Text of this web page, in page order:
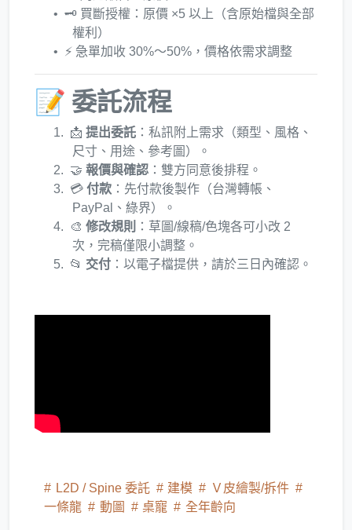
🗝️ 買斷授權：原價 ×5 以上（含原始檔與全部
權利）
⚡ 急單加收 30%～50%，價格依需求調整
📝 委託流程
📩 提出委託 ：私訊附上需求（類型、風格、
尺寸、用途、參考圖）。
🤝 報價與確認 ：雙方同意後排程。
💳 付款 ：先付款後製作（台灣轉帳、
PayPal、綠界）。
🎨 修改規則
：草圖/線稿/色塊各可小改 2
次，完稿僅限小調整。
📂 交付 ：以電子檔提供，請於三日內確認。
L2D / Spine 委託 建模
Ｖ皮繪製/拆件
一條龍
動圖 桌寵 全年齡向